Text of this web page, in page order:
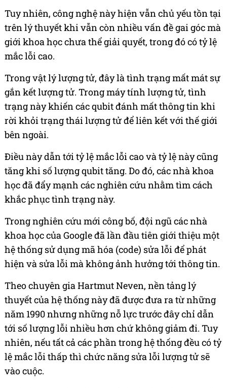
Tuy nhiên, công nghệ này hiện vẫn chủ yếu tồn tại
trên lý thuyết khi vẫn còn nhiều vấn đề gai góc mà
giới khoa học chưa thể giải quyết, trong đó có tỷ lệ
mắc lỗi cao.
Trong vật lý lượng tử, đây là tình trạng mất mát sự
gắn kết lượng tử. Trong máy tính lượng tử, tình
trạng này khiến các qubit đánh mất thông tin khi
rời khỏi trạng thái lượng tử để liên kết với thế giới
bên ngoài.
Điều này dẫn tới tỷ lệ mắc lỗi cao và tỷ lệ này cũng
tăng khi số lượng qubit tăng. Do đó, các nhà khoa
học đã đẩy mạnh các nghiên cứu nhằm tìm cách
khắc phục tình trạng này.
Trong nghiên cứu mới công bố, đội ngũ các nhà
khoa học của Google đã lần đầu tiên giới thiệu một
hệ thống sử dụng mã hóa (code) sửa lỗi để phát
hiện và sửa lỗi mà không ảnh hưởng tới thông tin.
Theo chuyên gia Hartmut Neven, nền tảng lý
thuyết của hệ thống này đã được đưa ra từ những
năm 1990 nhưng những nỗ lực trước đây chỉ dẫn
tới số lượng lỗi nhiều hơn chứ không giảm đi. Tuy
nhiên, nếu tất cả các phần trong hệ thống đều có tỷ
lệ mắc lỗi thấp thì chức năng sửa lỗi lượng tử sẽ
vào cuộc.